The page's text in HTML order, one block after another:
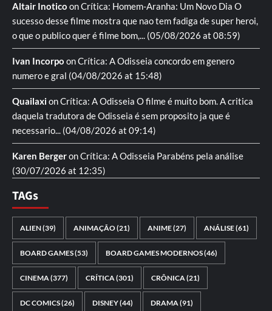
Altair Inotico onCrítica: Homem-Aranha: Um Novo Dia O
sucesso desse filme mostra que nao tem fadiga de super heroi,
o que o publico quer é filme bom,... (05/08/2026 at 08:59)
Ivan Incorpo onCrítica: A Odisseia concordo em genero
numero e gral (04/08/2026 at 15:48)
QuailaxionCrítica: A Odisseia O filme é muito bom. A critica
daquela tradutora de Odisseia é sem proposito ja que é
necessario... (04/08/2026 at 09:14)
Karen BergeronCrítica: A Odisseia Parabéns pela análise
(30/07/2026 at 12:35)
TAGs
ALIEN(39) ANIMAÇÃO(21) ANIME(27) ANÁLISE(61)
BOARD GAMES(53) BOARD GAMES MODERNOS(46)
CINEMA(377) CRÍTICA(301) CRÔNICA(21)
DC COMICS(26) DISNEY(44) DRAMA(91)